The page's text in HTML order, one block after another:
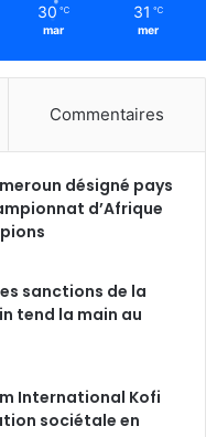
30 ℃
mar
31 ℃
mer
Commentaires
désigné pays
d’Afrique
sanctions de la
tend la main au
International Kofi
sociétale en